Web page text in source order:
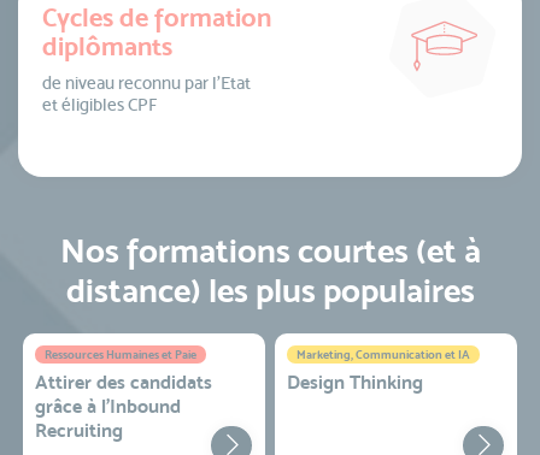
Cycles de formation
diplômants
de niveau reconnu par l’Etat
et éligibles CPF
Nos formations courtes (et à
distance) les plus populaires
Ressources Humaines et Paie
Attirer des candidats
grâce à l’Inbound
Recruiting
Marketing, Communication et IA
Design Thinking